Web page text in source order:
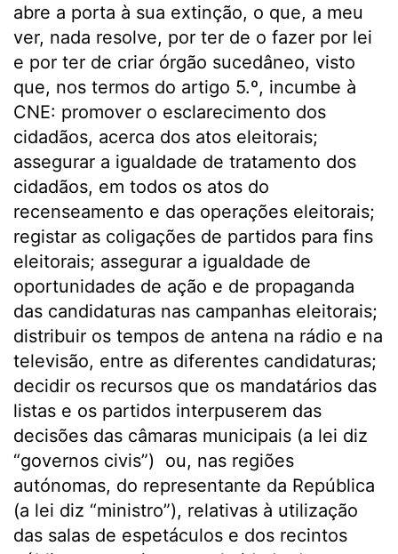
abre a porta à sua extinção, o que, a meu
ver, nada resolve, por ter de o fazer por lei
e por ter de criar órgão sucedâneo, visto
que, nos termos do artigo 5.º, incumbe à
CNE: promover o esclarecimento dos
cidadãos, acerca dos atos eleitorais;
assegurar a igualdade de tratamento dos
cidadãos, em todos os atos do
recenseamento e das operações eleitorais;
registar as coligações de partidos para fins
eleitorais; assegurar a igualdade de
oportunidades de ação e de propaganda
das candidaturas nas campanhas eleitorais;
distribuir os tempos de antena na rádio e na
televisão, entre as diferentes candidaturas;
decidir os recursos que os mandatários das
listas e os partidos interpuserem das
decisões das câmaras municipais (a lei diz
“governos civis”) ou, nas regiões
autónomas, do representante da República
(a lei diz “ministro”), relativas à utilização
das salas de espetáculos e dos recintos